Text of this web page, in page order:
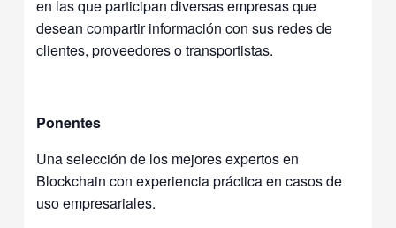
en las que participan diversas empresas que
desean compartir información con sus redes de
clientes, proveedores o transportistas.
Ponentes
Una selección de los mejores expertos en
Blockchain con experiencia práctica en casos de
uso empresariales.